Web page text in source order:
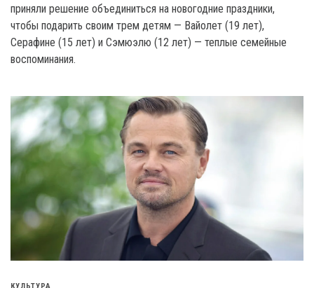
приняли решение объединиться на новогодние праздники,
чтобы подарить своим трем детям — Вайолет (19 лет),
Серафине (15 лет) и Сэмюэлю (12 лет) — теплые семейные
воспоминания.
КУЛЬТУРА